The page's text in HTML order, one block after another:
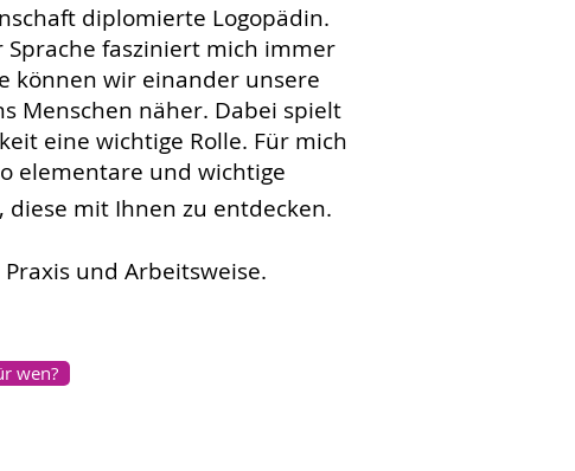
diplomierte Logopädin.
fasziniert mich immer
können wir einander unsere
Menschen näher. Dabei spielt
eine wichtige Rolle. Für mich
elementare und wichtige
mit Ihnen zu entdecken.
und Arbeitsweise.
wen?